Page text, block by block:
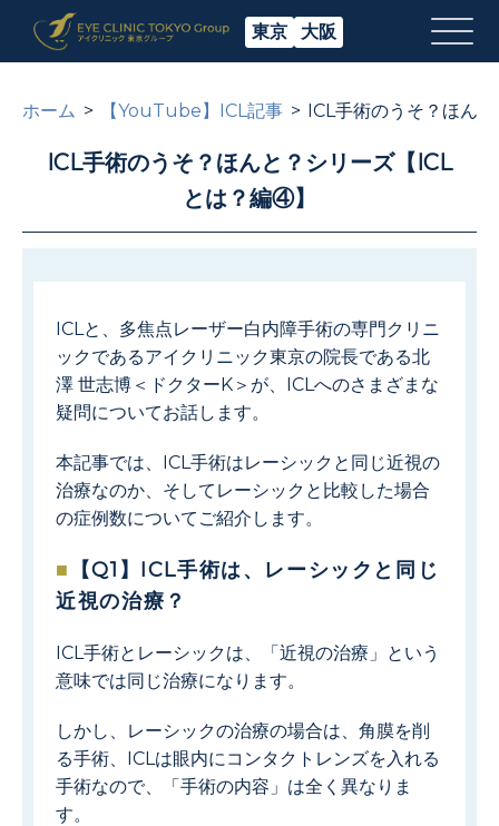
東京 大阪
ホーム 【YouTube】ICL記事 ICL手術のうそ？ほん
ICL手術のうそ？ほんと？シリーズ【ICL
とは？編④】
ICLと、多焦点レーザー白内障手術の専門クリニ
ックであるアイクリニック東京の院長である北
澤 世志博＜ドクターK＞が、ICLへのさまざまな
疑問についてお話します。
本記事では、ICL手術はレーシックと同じ近視の
治療なのか、そしてレーシックと比較した場合
の症例数についてご紹介します。
【Q1】ICL手術は、レーシックと同じ
近視の治療？
ICL手術とレーシックは、「近視の治療」という
意味では同じ治療になります。
しかし、レーシックの治療の場合は、角膜を削
る手術、ICLは眼内にコンタクトレンズを入れる
手術なので、「手術の内容」は全く異なりま
す。